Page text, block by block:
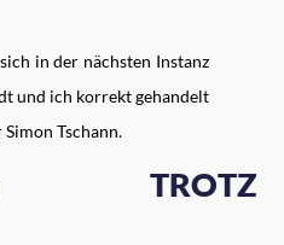
in der nächsten Instanz
und ich korrekt gehandelt
Simon Tschann.
TROTZ